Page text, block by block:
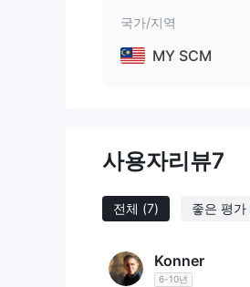
장점과 단점
객 지원을 제공합니다. 그
다음은 장단점을 요약한
~이다 ABX
ABX TRADE유효한 규
국가/지역
MY SCM
사용자리뷰7
전체 (7) 좋은 평가
Konner
6-10년